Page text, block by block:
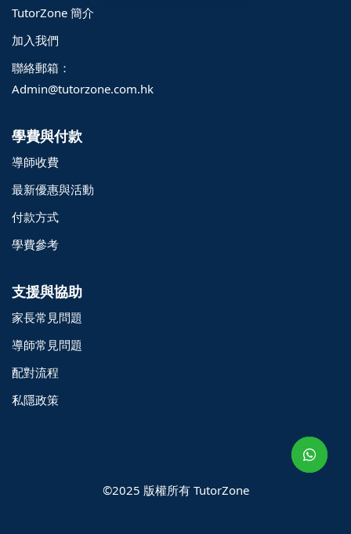
TutorZone 簡介
加入我們
聯絡郵箱：
Admin@tutorzone.com.hk
學費與付款
導師收費
最新優惠與活動
付款方式
學費參考
支援與協助
家長常見問題
導師常見問題
配對流程
私隱政策
©2025 版權所有 TutorZone